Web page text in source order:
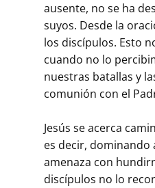
ausente, no se ha
suyos. Desde la
los discípulos. Esto
cuando no lo
nuestras batallas y
comunión con el
Jesús se acerca
es decir, dominando
amenaza con
discípulos no lo